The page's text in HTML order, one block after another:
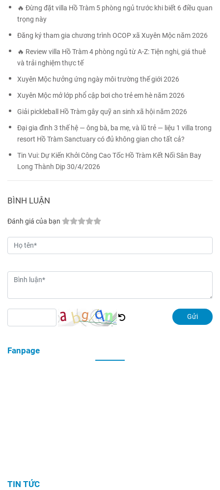
🔥 Đừng đặt villa Hồ Tràm 5 phòng ngủ trước khi biết 6 điều quan
trọng này
Đăng ký tham gia chương trình OCOP xã Xuyên Mộc năm 2026
🔥 Review villa Hồ Tràm 4 phòng ngủ từ A-Z: Tiện nghi, giá thuê
và trải nghiệm thực tế
Xuyên Mộc hưởng ứng ngày môi trường thế giới 2026
Xuyên Mộc mở lớp phổ cập bơi cho trẻ em hè năm 2026
Giải pickleball Hồ Tràm gây quỹ an sinh xã hội năm 2026
Đại gia đình 3 thế hệ — ông bà, ba mẹ, và lũ trẻ — liệu 1 villa trong
resort Hồ Tràm Sanctuary có đủ không gian cho tất cả?
Tin Vui: Dự Kiến Khởi Công Cao Tốc Hồ Tràm Kết Nối Sân Bay
Long Thành Dịp 30/4/2026
BÌNH LUẬN
Đánh giá của bạn
Gửi
Fanpage
TIN TỨC